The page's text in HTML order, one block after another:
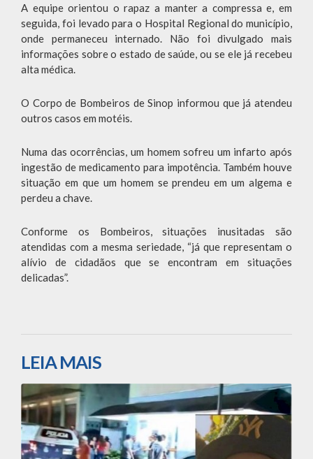
A equipe orientou o rapaz a manter a compressa e, em
seguida, foi levado para o Hospital Regional do município,
onde permaneceu internado. Não foi divulgado mais
informações sobre o estado de saúde, ou se ele já recebeu
alta médica.
O Corpo de Bombeiros de Sinop informou que já atendeu
outros casos em motéis.
Numa das ocorrências, um homem sofreu um infarto após
ingestão de medicamento para impotência. Também houve
situação em que um homem se prendeu em um algema e
perdeu a chave.
Conforme os Bombeiros, situações inusitadas são
atendidas com a mesma seriedade, “já que representam o
alívio de cidadãos que se encontram em situações
delicadas”.
LEIA MAIS